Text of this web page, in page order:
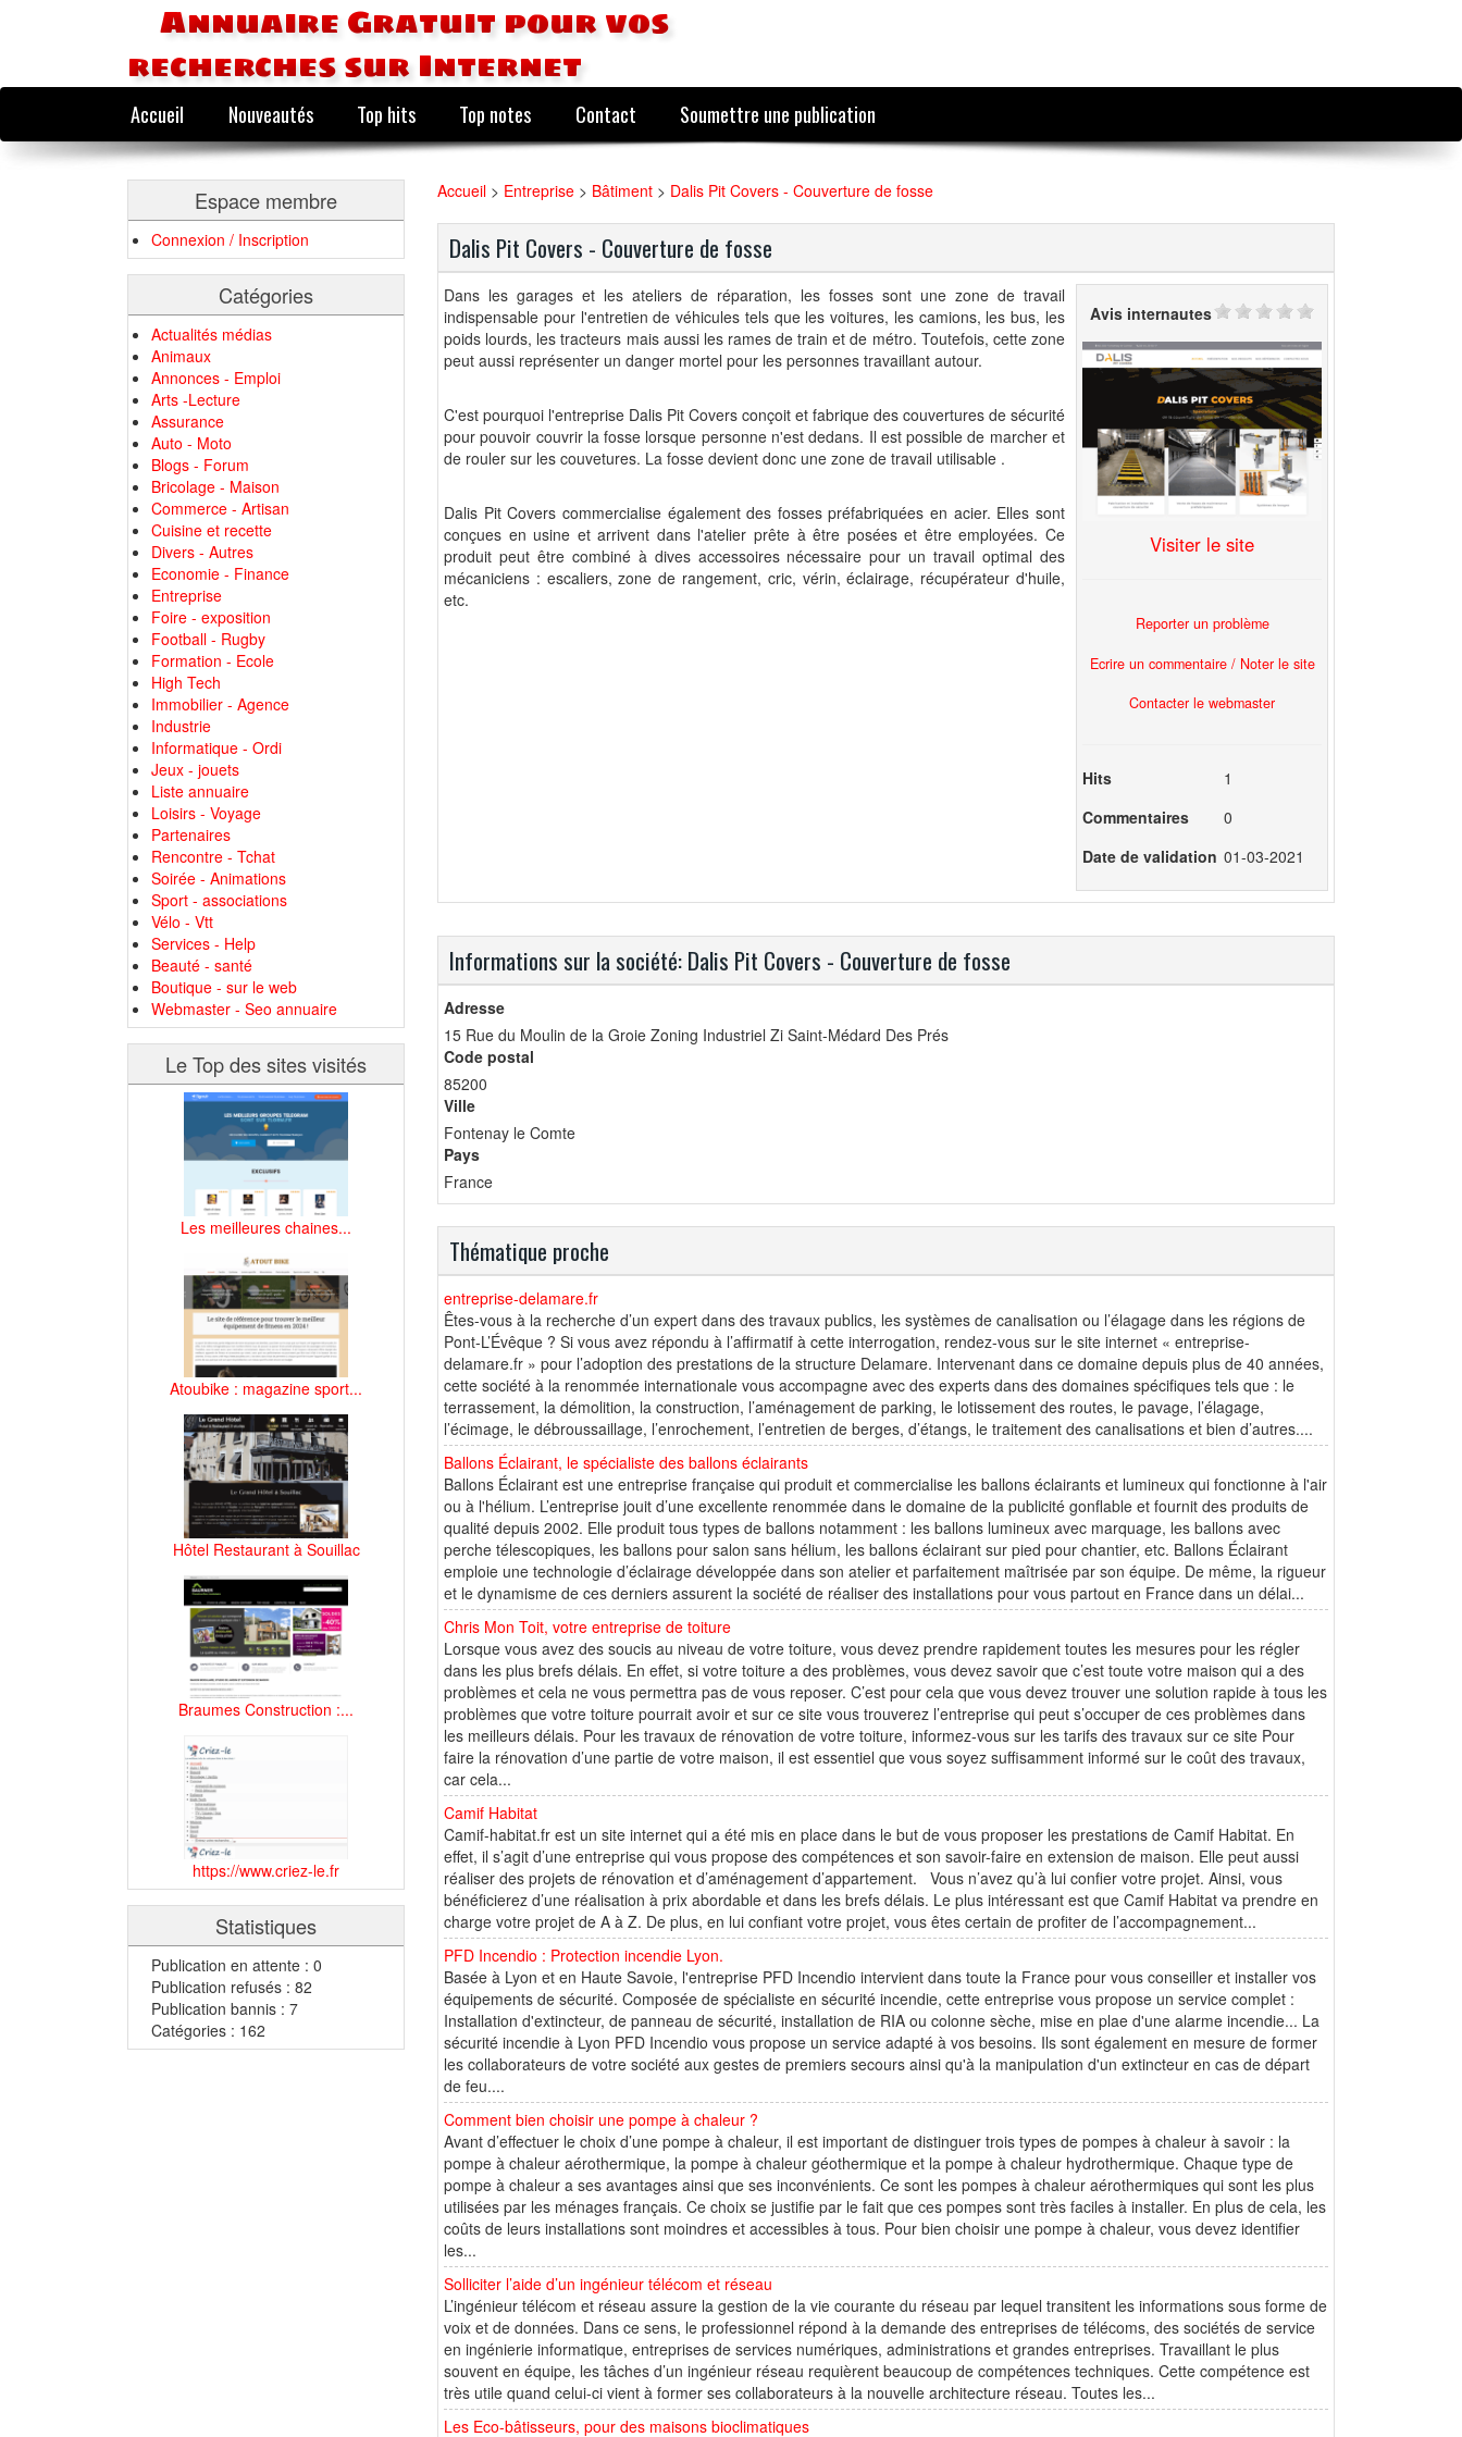
Annuaire Gratuit pour vos
recherches sur Internet
Accueil Nouveautés Top hits Top notes Contact Soumettre une publication
Espace membre
Connexion / Inscription
Catégories
Actualités médias
Animaux
Annonces - Emploi
Arts -Lecture
Assurance
Auto - Moto
Blogs - Forum
Bricolage - Maison
Commerce - Artisan
Cuisine et recette
Divers - Autres
Economie - Finance
Entreprise
Foire - exposition
Football - Rugby
Formation - Ecole
High Tech
Immobilier - Agence
Industrie
Informatique - Ordi
Jeux - jouets
Liste annuaire
Loisirs - Voyage
Partenaires
Rencontre - Tchat
Soirée - Animations
Sport - associations
Vélo - Vtt
Services - Help
Beauté - santé
Boutique - sur le web
Webmaster - Seo annuaire
Le Top des sites visités
Les meilleures chaines...
Atoubike : magazine sport...
Hôtel Restaurant à Souillac
Braumes Construction :...
https://www.criez-le.fr
Statistiques
Publication en attente : 0
Publication refusés : 82
Publication bannis : 7
Catégories : 162
Accueil > Entreprise > Bâtiment > Dalis Pit Covers - Couverture de fosse
Dalis Pit Covers - Couverture de fosse
Dans les garages et les ateliers de réparation, les fosses sont une zone de travail
indispensable pour l'entretien de véhicules tels que les voitures, les camions, les bus, les
poids lourds, les tracteurs mais aussi les rames de train et de métro. Toutefois, cette zone
peut aussi représenter un danger mortel pour les personnes travaillant autour.
C'est pourquoi l'entreprise Dalis Pit Covers conçoit et fabrique des couvertures de sécurité
pour pouvoir couvrir la fosse lorsque personne n'est dedans. Il est possible de marcher et
de rouler sur les couvetures. La fosse devient donc une zone de travail utilisable .
Dalis Pit Covers commercialise également des fosses préfabriquées en acier. Elles sont
conçues en usine et arrivent dans l'atelier prête à être posées et être employées. Ce
produit peut être combiné à dives accessoires nécessaire pour un travail optimal des
mécaniciens : escaliers, zone de rangement, cric, vérin, éclairage, récupérateur d'huile,
etc.
Avis internautes
Visiter le site
Reporter un problème
Ecrire un commentaire / Noter le site
Contacter le webmaster
Hits
1
Commentaires
0
Date de validation 01-03-2021
Informations sur la société: Dalis Pit Covers - Couverture de fosse
Adresse
15 Rue du Moulin de la Groie Zoning Industriel Zi Saint-Médard Des Prés
Code postal
85200
Ville
Fontenay le Comte
Pays
France
Thématique proche
entreprise-delamare.fr
Êtes-vous à la recherche d’un expert dans des travaux publics, les systèmes de canalisation ou l’élagage dans les régions de
Pont-L’Évêque ? Si vous avez répondu à l’affirmatif à cette interrogation, rendez-vous sur le site internet « entreprise-
delamare.fr » pour l’adoption des prestations de la structure Delamare. Intervenant dans ce domaine depuis plus de 40 années,
cette société à la renommée internationale vous accompagne avec des experts dans des domaines spécifiques tels que : le
terrassement, la démolition, la construction, l’aménagement de parking, le lotissement des routes, le pavage, l’élagage,
l’écimage, le débroussaillage, l’enrochement, l’entretien de berges, d’étangs, le traitement des canalisations et bien d’autres....
Ballons Éclairant, le spécialiste des ballons éclairants
Ballons Éclairant est une entreprise française qui produit et commercialise les ballons éclairants et lumineux qui fonctionne à l'air
ou à l'hélium. L’entreprise jouit d’une excellente renommée dans le domaine de la publicité gonflable et fournit des produits de
qualité depuis 2002. Elle produit tous types de ballons notamment : les ballons lumineux avec marquage, les ballons avec
perche télescopiques, les ballons pour salon sans hélium, les ballons éclairant sur pied pour chantier, etc. Ballons Éclairant
emploie une technologie d’éclairage développée dans son atelier et parfaitement maîtrisée par son équipe. De même, la rigueur
et le dynamisme de ces derniers assurent la société de réaliser des installations pour vous partout en France dans un délai...
Chris Mon Toit, votre entreprise de toiture
Lorsque vous avez des soucis au niveau de votre toiture, vous devez prendre rapidement toutes les mesures pour les régler
dans les plus brefs délais. En effet, si votre toiture a des problèmes, vous devez savoir que c’est toute votre maison qui a des
problèmes et cela ne vous permettra pas de vous reposer. C’est pour cela que vous devez trouver une solution rapide à tous les
problèmes que votre toiture pourrait avoir et sur ce site vous trouverez l’entreprise qui peut s’occuper de ces problèmes dans
les meilleurs délais. Pour les travaux de rénovation de votre toiture, informez-vous sur les tarifs des travaux sur ce site Pour
faire la rénovation d’une partie de votre maison, il est essentiel que vous soyez suffisamment informé sur le coût des travaux,
car cela...
Camif Habitat
Camif-habitat.fr est un site internet qui a été mis en place dans le but de vous proposer les prestations de Camif Habitat. En
effet, il s’agit d’une entreprise qui vous propose des compétences et son savoir-faire en extension de maison. Elle peut aussi
réaliser des projets de rénovation et d’aménagement d’appartement. Vous n’avez qu’à lui confier votre projet. Ainsi, vous
bénéficierez d’une réalisation à prix abordable et dans les brefs délais. Le plus intéressant est que Camif Habitat va prendre en
charge votre projet de A à Z. De plus, en lui confiant votre projet, vous êtes certain de profiter de l’accompagnement...
PFD Incendio : Protection incendie Lyon.
Basée à Lyon et en Haute Savoie, l'entreprise PFD Incendio intervient dans toute la France pour vous conseiller et installer vos
équipements de sécurité. Composée de spécialiste en sécurité incendie, cette entreprise vous propose un service complet :
Installation d'extincteur, de panneau de sécurité, installation de RIA ou colonne sèche, mise en plae d'une alarme incendie... La
sécurité incendie à Lyon PFD Incendio vous propose un service adapté à vos besoins. Ils sont également en mesure de former
les collaborateurs de votre société aux gestes de premiers secours ainsi qu'à la manipulation d'un extincteur en cas de départ
de feu....
Comment bien choisir une pompe à chaleur ?
Avant d’effectuer le choix d’une pompe à chaleur, il est important de distinguer trois types de pompes à chaleur à savoir : la
pompe à chaleur aérothermique, la pompe à chaleur géothermique et la pompe à chaleur hydrothermique. Chaque type de
pompe à chaleur a ses avantages ainsi que ses inconvénients. Ce sont les pompes à chaleur aérothermiques qui sont les plus
utilisées par les ménages français. Ce choix se justifie par le fait que ces pompes sont très faciles à installer. En plus de cela, les
coûts de leurs installations sont moindres et accessibles à tous. Pour bien choisir une pompe à chaleur, vous devez identifier
les...
Solliciter l’aide d’un ingénieur télécom et réseau
L’ingénieur télécom et réseau assure la gestion de la vie courante du réseau par lequel transitent les informations sous forme de
voix et de données. Dans ce sens, le professionnel répond à la demande des entreprises de télécoms, des sociétés de service
en ingénierie informatique, entreprises de services numériques, administrations et grandes entreprises. Travaillant le plus
souvent en équipe, les tâches d’un ingénieur réseau requièrent beaucoup de compétences techniques. Cette compétence est
très utile quand celui-ci vient à former ses collaborateurs à la nouvelle architecture réseau. Toutes les...
Les Eco-bâtisseurs, pour des maisons bioclimatiques